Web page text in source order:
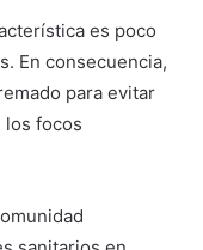
es poco
En consecuencia,
para evitar
los focos